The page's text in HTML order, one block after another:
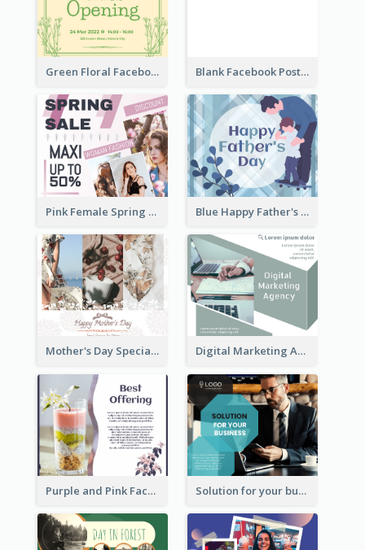
Green Floral Facebook Post About Grand Opening Blank Facebook Post
Pink Female Spring Fashion Facebook Post Design Blue Happy Father's Day Facebook Post
Mother's Day Special Sale Orange Facebook Post Digital Marketing Agency Green Facebook Post
Purple and Pink Facebook Post Solution for your business Facebook Post